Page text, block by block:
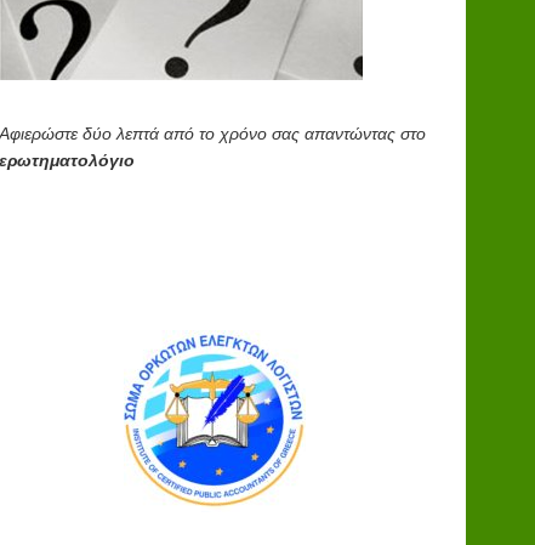
Αφιερώστε δύο λεπτά από το χρόνο σας απαντώντας στο
ερωτηματολόγιο